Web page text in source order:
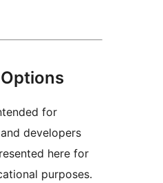
for
developers
here for
purposes.